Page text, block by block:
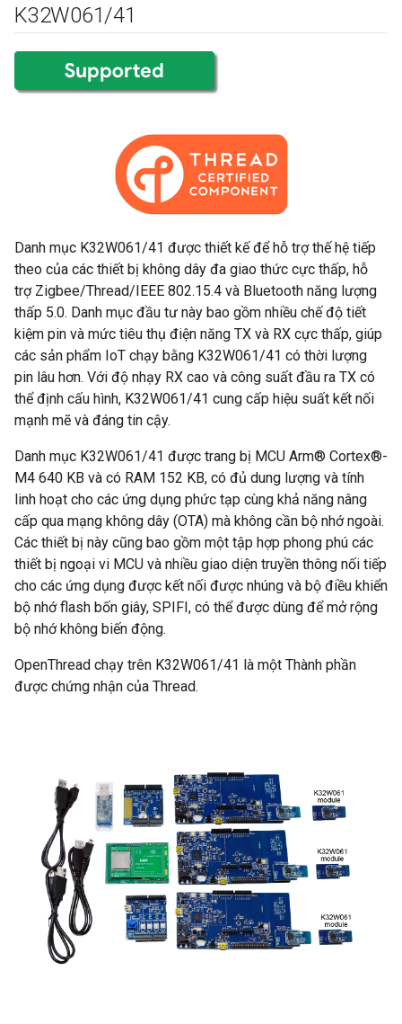
K32W061/41
Danh mục K32W061/41 được thiết kế để hỗ trợ thế hệ tiếp
theo của các thiết bị không dây đa giao thức cực thấp, hỗ
trợ Zigbee/Thread/IEEE 802.15.4 và Bluetooth năng lượng
thấp 5.0. Danh mục đầu tư này bao gồm nhiều chế độ tiết
kiệm pin và mức tiêu thụ điện năng TX và RX cực thấp, giúp
các sản phẩm IoT chạy bằng K32W061/41 có thời lượng
pin lâu hơn. Với độ nhạy RX cao và công suất đầu ra TX có
thể định cấu hình, K32W061/41 cung cấp hiệu suất kết nối
mạnh mẽ và đáng tin cậy.
Danh mục K32W061/41 được trang bị MCU Arm® Cortex®-
M4 640 KB và có RAM 152 KB, có đủ dung lượng và tính
linh hoạt cho các ứng dụng phức tạp cùng khả năng nâng
cấp qua mạng không dây (OTA) mà không cần bộ nhớ ngoài.
Các thiết bị này cũng bao gồm một tập hợp phong phú các
thiết bị ngoại vi MCU và nhiều giao diện truyền thông nối tiếp
cho các ứng dụng được kết nối được nhúng và bộ điều khiển
bộ nhớ flash bốn giây, SPIFI, có thể được dùng để mở rộng
bộ nhớ không biến động.
OpenThread chạy trên K32W061/41 là một Thành phần
được chứng nhận của Thread.